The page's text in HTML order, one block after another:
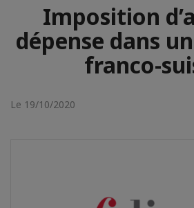
Imposition
dépense dans
franco-
Le 19/10/2020